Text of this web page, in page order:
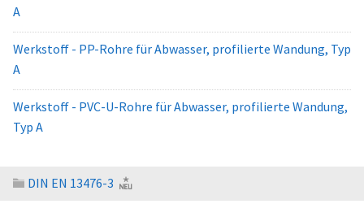
A
Werkstoff - PP-Rohre für Abwasser, profilierte Wandung, Typ
A
Werkstoff - PVC-U-Rohre für Abwasser, profilierte Wandung,
Typ A
DIN EN 13476-3